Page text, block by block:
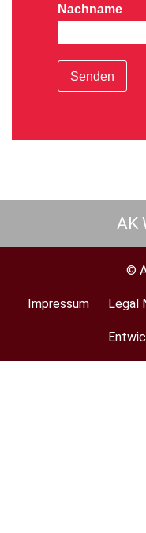
Nachname
Senden
AK
©
Footer
Impressum Legal